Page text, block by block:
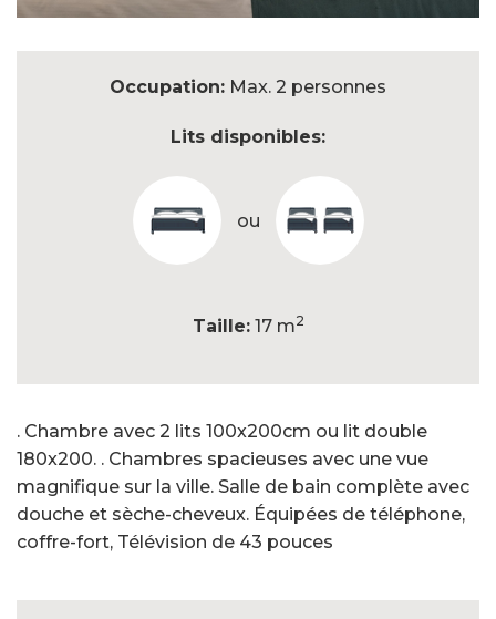
Occupation: Max. 2 personnes
Lits disponibles:
ou
Taille:17 m2
. Chambre avec 2 lits 100x200cm ou lit double
180x200. . Chambres spacieuses avec une vue
magnifique sur la ville. Salle de bain complète avec
douche et sèche-cheveux. Équipées de téléphone,
coffre-fort, Télévision de 43 pouces